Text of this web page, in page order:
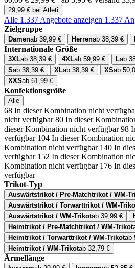
29,99 € bei Atleti
Alle 1.337 Angebote anzeigen 1.337
Zielgruppe
Damenab 39,99 € Herrenab 38,39 €
Internationale Größe
3XLab 38,39 € 4XLab 59,99 € Lab
Sab 38,39 € XLab 38,39 € XSab
XXSab 61,99 €
Konfektionsgröße
Alle
68 In dieser Kombination nicht
nicht verfügbar 80 In dieser
dieser Kombination nicht verfügbar 98
verfügbar 104 In dieser Kombination
Kombination nicht verfügbar 140 In
verfügbar 152 In dieser Kombination
Kombination nicht verfügbar 176 In
verfügbar
Trikot-Typ
Auswärtstrikot / Pre-Matchtrikot / WM-
Auswärtstrikot / Torwarttrikot / WM-
Auswärtstrikot / WM-Trikotab 39,99 €
Heimtrikot / Pre-Matchtrikot / WM-Trikot
Heimtrikot / Torwarttrikot / WM-Trikotab
Heimtrikot / WM-Trikotab 32,79 €
Ärmellänge